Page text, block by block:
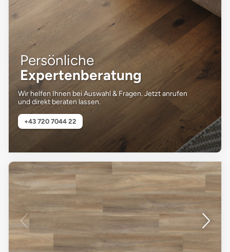
Persönliche
Expertenberatung
Wir helfen Ihnen bei Auswahl & Fragen. Jetzt anrufen
und direkt beraten lassen.
+43 720 7044 22